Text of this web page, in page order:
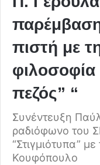
πιστή με
πεζός” “
Συνέντευξη
ραδιόφωνο του
“Στιγμιότυπα”
Κουφόπουλο